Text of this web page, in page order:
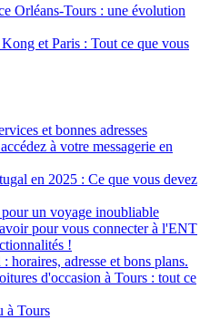
Orléans-Tours : une évolution
et Paris : Tout ce que vous
et bonnes adresses
à votre messagerie en
en 2025 : Ce que vous devez
un voyage inoubliable
pour vous connecter à l'ENT
!
adresse et bons plans.
d'occasion à Tours : tout ce
à Tours